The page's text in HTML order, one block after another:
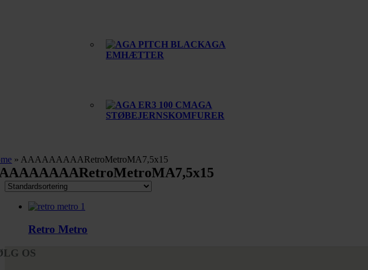
AGA
EMHÆTTER
AGA
STØBEJERNSKOMFURER
» AAAAAAAAARetroMetroMA7,5x15
Retro Metro
OS